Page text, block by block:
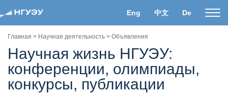
Eng 中文 De
Главная > Научная деятельность > Объявления
Научная жизнь НГУЭУ:
конференции, олимпиады,
конкурсы, публикации